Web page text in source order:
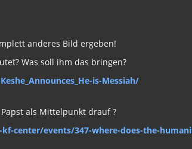
anderes Bild ergeben!
Was soll ihm das bringen?
is-Messiah/
als Mittelpunkt drauf ?
center/events/347-where-does-the-